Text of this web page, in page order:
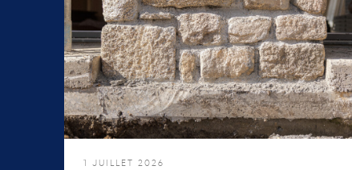
1 JUILLET 2026